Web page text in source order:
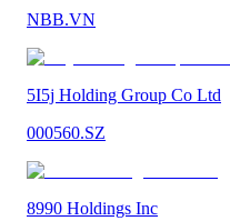
NBB.VN
5I5j Holding Group Co Ltd
000560.SZ
8990 Holdings Inc